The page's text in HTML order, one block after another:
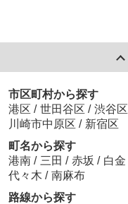
市区町村から探す
港区 / 世田谷区 / 渋谷区
川崎市中原区 / 新宿区
町名から探す
港南 / 三田 / 赤坂 / 白金
代々木 / 南麻布
路線から探す